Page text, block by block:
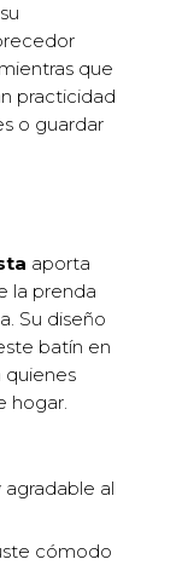
que
practicidad
o guardar
aporta
la prenda
Su diseño
batín en
quienes
hogar.
agradable al
cómodo